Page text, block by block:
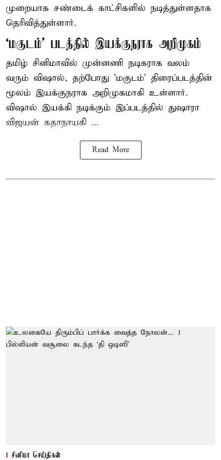
முறையாக சண்டைக் காட்சிகளில் நடித்துள்ளதாக
தெரிவித்துள்ளார்.
‘மகுடம்’ படத்தில் இயக்குநராக அறிமுகம்
தமிழ் சினிமாவில் முன்னணி நடிகராக வலம்
வரும் விஷால், தற்போது 'மகுடம்' திரைப்படத்தின்
மூலம் இயக்குநராக அறிமுகமாகி உள்ளார்.
விஷால் இயக்கி நடிக்கும் இப்படத்தில் துஷாரா
விஜயன் கதாநாயகி ...
Read More
சினிமா செய்திகள்